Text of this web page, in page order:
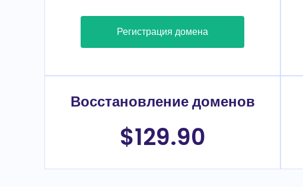
Регистрация домена
Восстановление доменов
$129.90